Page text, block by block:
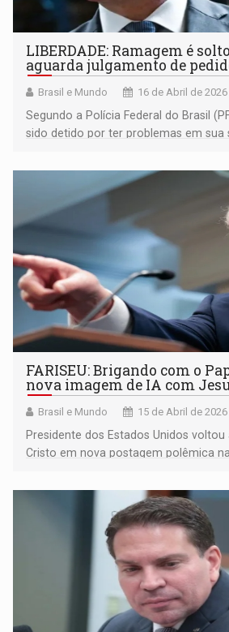
LIBERDADE: Ramagem é
aguarda julgamento de
Brasil e Mundo 16 de Abril de
Segundo a Polícia Federal do Brasil
sido detido por ter problemas em sua
FARISEU: Brigando com o
nova imagem de IA com
Brasil e Mundo 15 de Abril de 2026
Presidente dos Estados Unidos
Cristo em nova postagem polêmica